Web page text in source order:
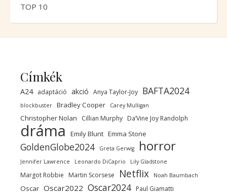
TOP 10
Címkék
A24 adaptáció akció Anya Taylor-Joy BAFTA2024
blockbuster Bradley Cooper Carey Mulligan
Christopher Nolan Cillian Murphy Da’Vine Joy Randolph
dráma Emily Blunt Emma Stone
GoldenGlobe2024 Greta Gerwig horror
Jennifer Lawrence Leonardo DiCaprio Lily Gladstone
Margot Robbie Martin Scorsese Netflix Noah Baumbach
Oscar Oscar2022 Oscar2024 Paul Giamatti